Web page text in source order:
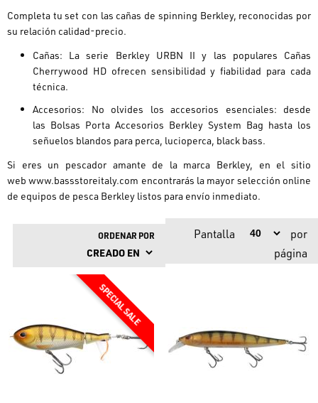
Completa tu set con las cañas de spinning Berkley, reconocidas por
su relación calidad-precio.
Cañas: La serie Berkley URBN II y las populares Cañas
Cherrywood HDofrecen sensibilidad y fiabilidad para cada
técnica.
Accesorios: No olvides los accesorios esenciales: desde
las Bolsas Porta Accesorios Berkley System Bag hasta los
señuelos blandos para perca, lucioperca, black bass.
Si eres un pescador amante de la marca Berkley, en el sitio
webwww.bassstoreitaly.com encontrarás la mayor selección online
de equipos de pesca Berkley listos para envío inmediato.
ORDENAR POR Pantalla
por
página